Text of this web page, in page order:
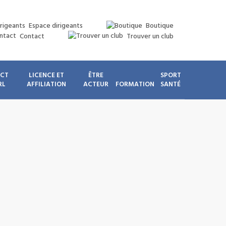
Espace dirigeants
Boutique
Contact
Trouver un club
LICENCE ET
AFFILIATION
ÊTRE
ACTEUR
FORMATION
SPORT
SANTÉ